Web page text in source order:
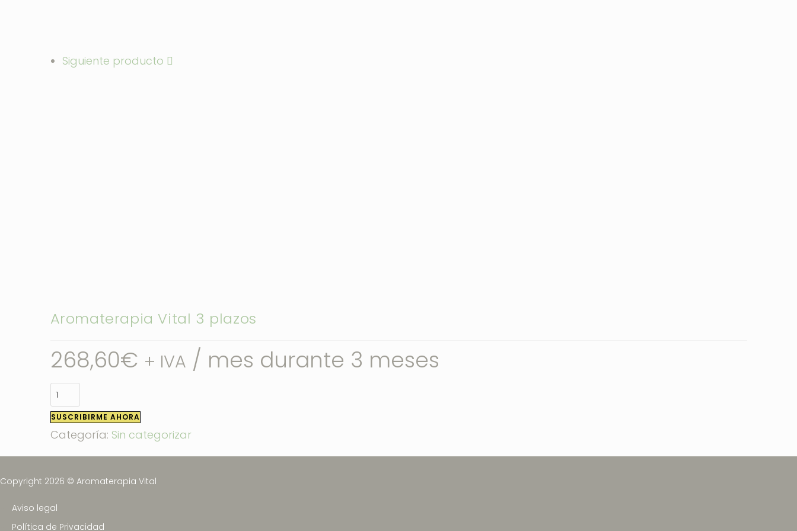
Siguiente producto
Aromaterapia Vital 3 plazos
268,60€ + IVA / mes durante 3 meses
Aromaterapia
Vital
3
plazos
SUSCRIBIRME AHORA
Categoría: Sin categorizar
Copyright 2026 © Aromaterapia Vital
Aviso legal
Política de Privacidad